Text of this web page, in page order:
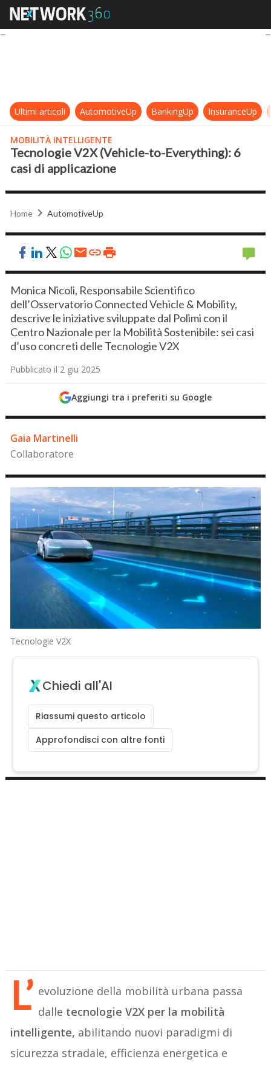
Tecnologie V2X (Vehicle-to-
Ultimi articoli AutomotiveUp BankingUp InsuranceUp
MOBILITÀ INTELLIGENTE
Tecnologie V2X (Vehicle-to-Everything): 6
casi di applicazione
Home AutomotiveUp
Monica Nicoli, Responsabile Scientifico
dell’Osservatorio Connected Vehicle & Mobility,
descrive le iniziative sviluppate dal Polimi con il
Centro Nazionale per la Mobilità Sostenibile: sei casi
d’uso concreti delle Tecnologie V2X
Pubblicato il 2 giu 2025
Aggiungi tra i preferiti su Google
Gaia Martinelli
Collaboratore
Tecnologie V2X
Chiedi all'AI
Riassumi questo articolo
Approfondisci con altre fonti
L’ evoluzione della mobilità urbana passa
dalle tecnologie V2X per la mobilità
intelligente, abilitando nuovi paradigmi di
sicurezza stradale, efficienza energetica e